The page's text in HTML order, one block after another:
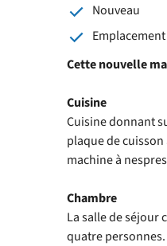
Nouveau
Cette nouvelle
Cuisine
Cuisine donnant
plaque de
machine à
Chambre
La salle de séjour
quatre personnes.